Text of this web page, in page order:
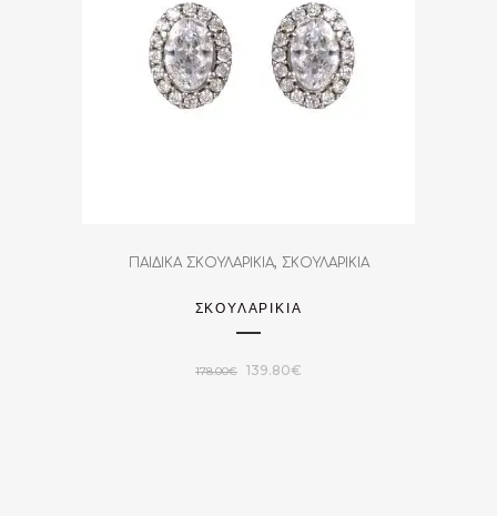
ΠΑΙΔΙΚΑ ΣΚΟΥΛΑΡΙΚΙΑ, ΣΚΟΥΛΑΡΙΚΙΑ
ΣΚΟΥΛΑΡΙΚΙΑ
178.00€
Original
139.80€